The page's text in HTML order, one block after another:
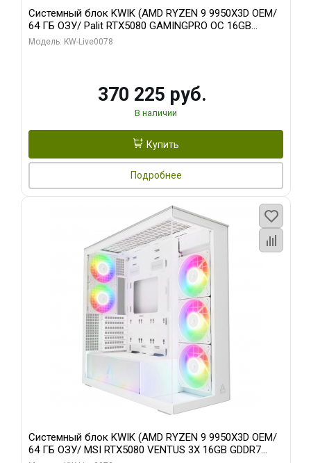
Системный блок KWIK (AMD RYZEN 9 9950X3D OEM/
64 ГБ ОЗУ/ Palit RTX5080 GAMINGPRO OC 16GB
GDDR7 256bit 3xDP HD/ 1 ТБ SSD)
Модель: KW-Live0078
370 225 руб.
В наличии
Купить
Подробнее
Системный блок KWIK (AMD RYZEN 9 9950X3D OEM/
64 ГБ ОЗУ/ MSI RTX5080 VENTUS 3X 16GB GDDR7